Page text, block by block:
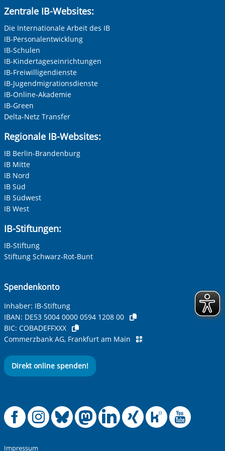
Zentrale IB-Websites:
Die Internationale Arbeit des IB
IB-Personalentwicklung
IB-Schulen
IB-Kindertageseinrichtungen
IB-Freiwilligendienste
IB-Jugendmigrationsdienste
IB-Online-Akademie
IB-Green
Delta-Netz Transfer
Regionale IB-Websites:
IB Berlin-Brandenburg
IB Mitte
IB Nord
IB Süd
IB Südwest
IB West
IB-Stiftungen:
IB-Stiftung
Stiftung Schwarz-Rot-Bunt
Spendenkonto
Inhaber: IB-Stiftung
IBAN: DE53 5004 0000 0594 1208 00
BIC: COBADEFFXXX
Commerzbank AG, Frankfurt am Main
Direkt online spenden!
Offizielle
Offizielle
Offizielle
Offizielle
Offizielle
Impressum